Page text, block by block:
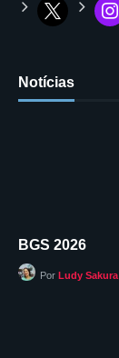
Notícias
BGS 2026
Por Ludy Sakura